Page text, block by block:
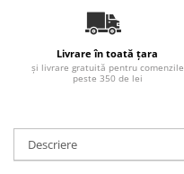
Uleiuri aromatizate
Ulei Wiberg Gastro
Livrare în toată țara
și livrare gratuită pentru comenzile
peste 350 de lei
Descriere